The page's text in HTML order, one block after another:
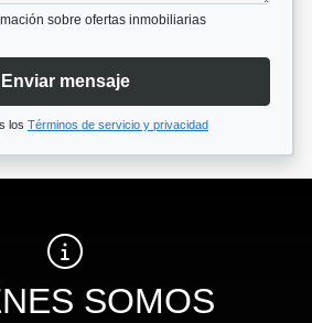
sobre ofertas inmobiliarias
Enviar mensaje
los Términos de servicio y privacidad
SOMOS